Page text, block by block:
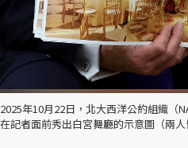
2025年10月22日，北大西洋公約組織（
在記者面前秀出白宮舞廳的示意圖（兩